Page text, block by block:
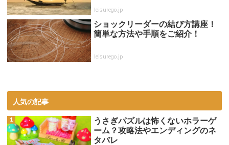
leisurego.jp
ショックリーダーの結び方講座！
簡単な方法や手順をご紹介！
leisurego.jp
人気の記事
うさぎパズルは怖くないホラーゲ
ーム？攻略法やエンディングのネ
タバレ